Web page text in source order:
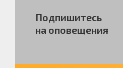
Подпишитесь
на оповещения